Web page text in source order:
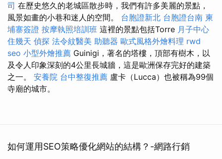
司 在歷史悠久的老城區散步時，我們有許多美麗的景點，
風景如畫的小巷和迷人的空間。 台胞證新北 台胞證台南 柬
埔寨簽證 按摩執照培訓班 這裡的景點包括Torre 月子中心
住幾天 偵探 法令紋醫美 助聽器 歐式風格外燴料理 rwd
seo 小型外燴推薦 Guinigi，著名的塔樓，頂部有樹木，以
及令人印象深刻的4公里長城牆，這是歐洲保存完好的建築
之一。 安養院 台中整復推薦 盧卡（Lucca）也被稱為99個
寺廟的城市。
如何運用SEO策略優化網站的結構？-網路行銷